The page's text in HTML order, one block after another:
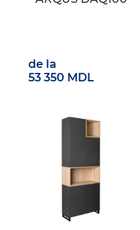
de la
53 350 MDL